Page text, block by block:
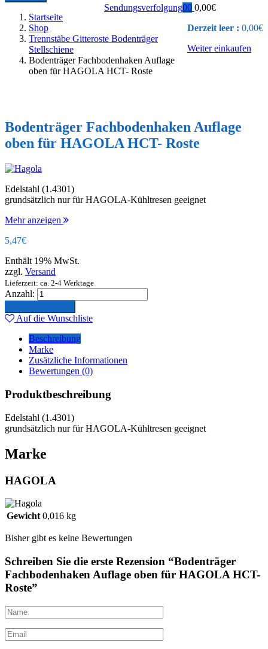
0 0,00€
Derzeit leer : 0,00€
Weiter einkaufen
0
Sendungsverfolgung
Startseite
Shop
Trennstäbe Gitteroste Bodenträger
Stellschiene
Bodenträger Fachbodenhaken Auflage
oben für HAGOLA HCT- Roste
Bodenträger Fachbodenhaken Auflage
oben für HAGOLA HCT- Roste
Edelstahl (1.4301)
grundsätzlich nur für HAGOLA-Kühltresen geeignet
Mehr anzeigen
5,47€
Enthält 19% MwSt.
zzgl. Versand
Lieferzeit: ca. 2-4 Werktage
Anzahl:
Auf die Wunschliste
Beschreibung
Marke
Zusätzliche Informationen
Bewertungen (0)
Produktbeschreibung
Edelstahl (1.4301)
grundsätzlich nur für HAGOLA-Kühltresen geeignet
Marke
HAGOLA
Gewicht 0,016 kg
Bisher gibt es keine Bewertungen
Schreiben Sie die erste Rezension “Bodenträger
Fachbodenhaken Auflage oben für HAGOLA HCT-
Roste”